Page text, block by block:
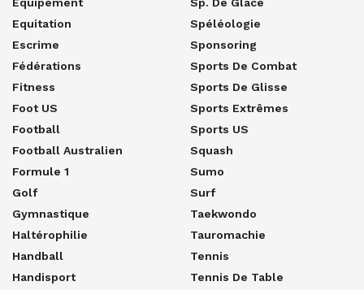
Equitation
Escrime
Fédérations
Fitness
Foot US
Football
Football Australien
Formule 1
Golf
Gymnastique
Haltérophilie
Handball
Handisport
Spéléologie
Sponsoring
Sports De Combat
Sports De Glisse
Sports Extrêmes
Sports US
Squash
Sumo
Surf
Taekwondo
Tauromachie
Tennis
Tennis De Table